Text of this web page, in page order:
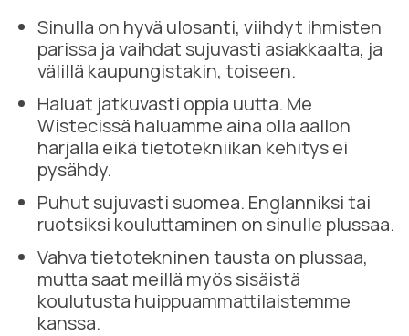
Sinulla on hyvä ulosanti, viihdyt ihmisten
parissa ja vaihdat sujuvasti asiakkaalta, ja
välillä kaupungistakin, toiseen.
Haluat jatkuvasti oppia uutta. Me
Wistecissä haluamme aina olla aallon
harjalla eikä tietotekniikan kehitys ei
pysähdy.
Puhut sujuvasti suomea. Englanniksi tai
ruotsiksi kouluttaminen on sinulle plussaa.
Vahva tietotekninen tausta on plussaa,
mutta saat meillä myös sisäistä
koulutusta huippuammattilaistemme
kanssa.